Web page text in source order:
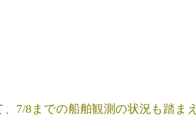
7/8までの船舶観測の状況も踏まえ